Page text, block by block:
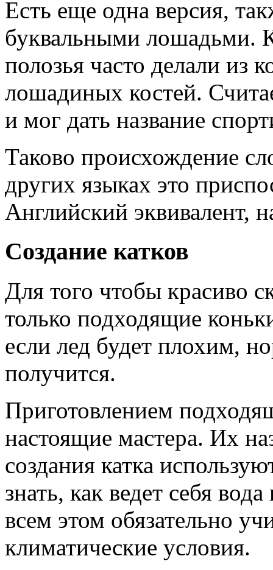
Есть еще одна версия,
буквальными лошадьми.
полозья часто делали из
лошадиных костей.
и мог дать название
Таково происхождение
других языках это
Английский эквивалент,
Создание катков
Для того чтобы красиво
только подходящие
если лед будет плохим,
получится.
Приготовлением
настоящие мастера. Их
создания катка
знать, как ведет себя
всем этом обязательно
климатические условия.